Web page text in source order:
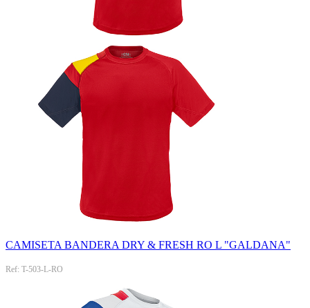
CAMISETA BANDERA DRY & FRESH RO L "GALDANA"
Ref: T-503-L-RO